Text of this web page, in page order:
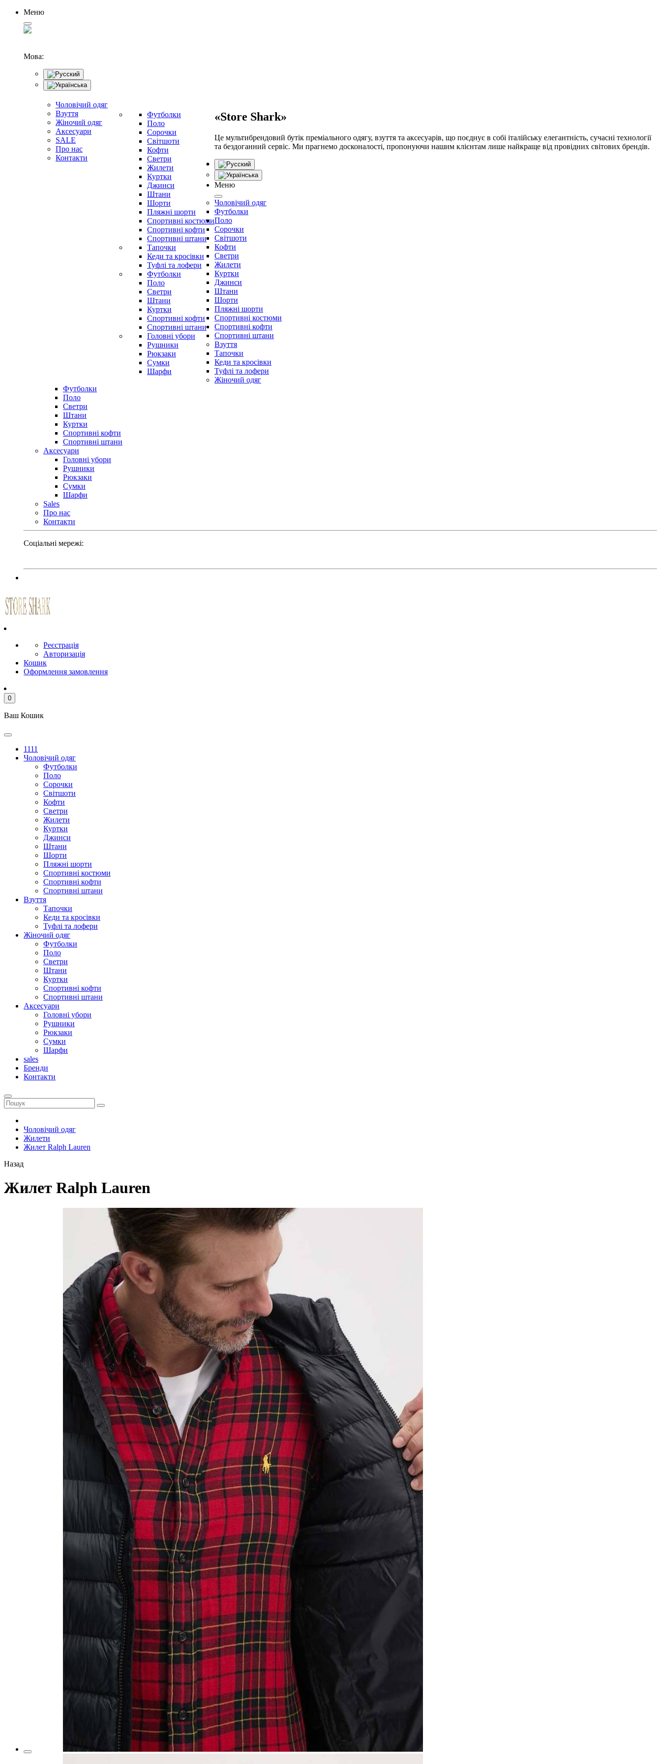
Меню
Мова:
Чоловічий одяг
Взуття
Жіночий одяг
Аксесуари
SALE
Про нас
Контакти
Футболки
Поло
Сорочки
Світшоти
Кофти
Светри
Жилети
Куртки
Джинси
Штани
Шорти
Пляжні шорти
Спортивні костюми
Спортивні кофти
Спортивні штани
Тапочки
Кеди та кросівки
Туфлі та лофери
Футболки
Поло
Светри
Штани
Куртки
Cпортивні кофти
Спортивні штани
Головні убори
Рушники
Рюкзаки
Сумки
Шарфи
«Store Shark»
Це мультибрендовий бутік преміального одягу, взуття та аксесуарів, що поєднує в собі італійську елегантність, сучасні технології
та бездоганний сервіс. Ми прагнемо досконалості, пропонуючи нашим клієнтам лише найкраще від провідних світових брендів.
Меню
Чоловічий одяг
Футболки
Поло
Сорочки
Світшоти
Кофти
Светри
Жилети
Куртки
Джинси
Штани
Шорти
Пляжні шорти
Спортивні костюми
Спортивні кофти
Спортивні штани
Взуття
Тапочки
Кеди та кросівки
Туфлі та лофери
Жіночий одяг
Футболки
Поло
Светри
Штани
Куртки
Cпортивні кофти
Спортивні штани
Аксесуари
Головні убори
Рушники
Рюкзаки
Сумки
Шарфи
Sales
Про нас
Контакти
Соціальні мережі:
Реєстрація
Авторизація
Кошик
Оформлення замовлення
0
Ваш Кошик
1111
Чоловічий одяг
Футболки
Поло
Сорочки
Світшоти
Кофти
Светри
Жилети
Куртки
Джинси
Штани
Шорти
Пляжні шорти
Спортивні костюми
Спортивні кофти
Спортивні штани
Взуття
Тапочки
Кеди та кросівки
Туфлі та лофери
Жіночий одяг
Футболки
Поло
Светри
Штани
Куртки
Cпортивні кофти
Спортивні штани
Аксесуари
Головні убори
Рушники
Рюкзаки
Сумки
Шарфи
sales
Бренди
Контакти
Чоловічий одяг
Жилети
Жилет Ralph Lauren
Назад
Жилет Ralph Lauren